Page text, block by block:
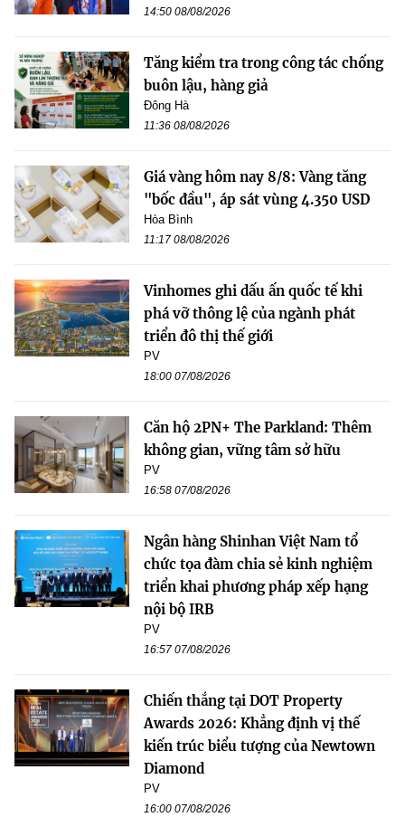
14:50 08/08/2026
Tăng kiểm tra trong công tác chống
buôn lậu, hàng giả
Đông Hà
11:36 08/08/2026
Giá vàng hôm nay 8/8: Vàng tăng
"bốc đầu", áp sát vùng 4.350 USD
Hòa Bình
11:17 08/08/2026
Vinhomes ghi dấu ấn quốc tế khi
phá vỡ thông lệ của ngành phát
triển đô thị thế giới
PV
18:00 07/08/2026
Căn hộ 2PN+ The Parkland: Thêm
không gian, vững tâm sở hữu
PV
16:58 07/08/2026
Ngân hàng Shinhan Việt Nam tổ
chức tọa đàm chia sẻ kinh nghiệm
triển khai phương pháp xếp hạng
nội bộ IRB
PV
16:57 07/08/2026
Chiến thắng tại DOT Property
Awards 2026: Khẳng định vị thế
kiến trúc biểu tượng của Newtown
Diamond
PV
16:00 07/08/2026